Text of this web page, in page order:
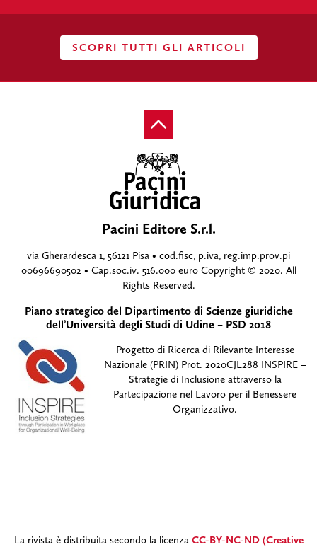
SCOPRI TUTTI GLI ARTICOLI
Pacini Editore S.r.l.
via Gherardesca 1, 56121 Pisa • cod.fisc, p.iva, reg.imp.prov.pi
00696690502 • Cap.soc.iv. 516.000 euro Copyright © 2020. All
Rights Reserved.
Piano strategico del Dipartimento di Scienze giuridiche
dell’Università degli Studi di Udine – PSD 2018
Progetto di Ricerca di Rilevante Interesse
Nazionale (PRIN) Prot. 2020CJL288 INSPIRE –
Strategie di Inclusione attraverso la
Partecipazione nel Lavoro per il Benessere
Organizzativo.
La rivista è distribuita secondo la licenza CC-BY-NC-ND (Creative